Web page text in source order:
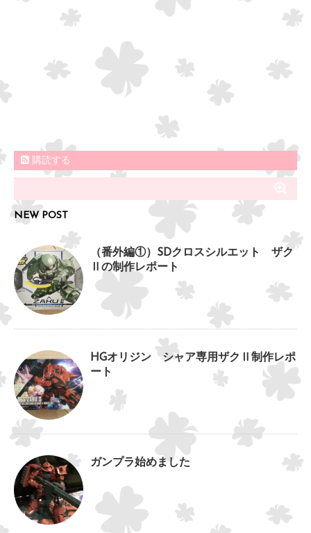
購読する
NEW POST
（番外編①）SDクロスシルエット ザク
Ⅱの制作レポート
HGオリジン シャア専用ザクⅡ制作レポ
ート
ガンプラ始めました